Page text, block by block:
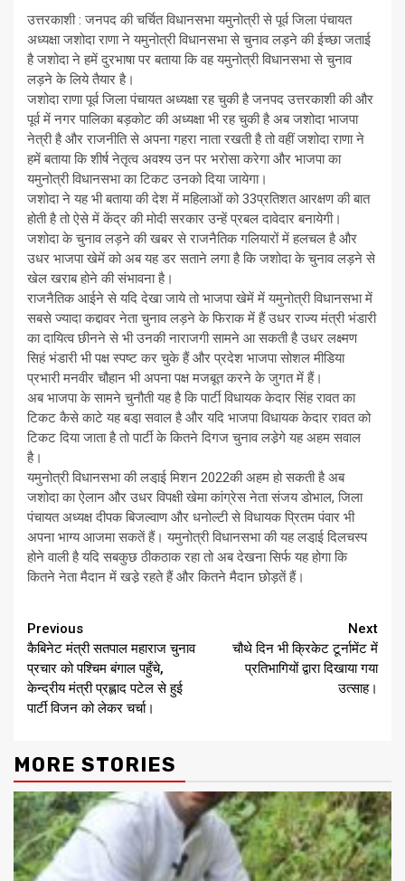
उत्तरकाशी : जनपद की चर्चित विधानसभा यमुनोत्री से पूर्व जिला पंचायत
अध्यक्षा जशोदा राणा ने यमुनोत्री विधानसभा से चुनाव लड़ने की ईच्छा जताई
है जशोदा ने हमें दुरभाषा पर बताया कि वह यमुनोत्री विधानसभा से चुनाव
लड़ने के लिये तैयार है।
जशोदा राणा पूर्व जिला पंचायत अध्यक्षा रह चुकी है जनपद उत्तरकाशी की और
पूर्व में नगर पालिका बड़कोट की अध्यक्षा भी रह चुकी है अब जशोदा भाजपा
नेत्री है और राजनीति से अपना गहरा नाता रखती है तो वहीं जशोदा राणा ने
हमें बताया कि शीर्ष नेतृत्व अवश्य उन पर भरोसा करेगा और भाजपा का
यमुनोत्री विधानसभा का टिकट उनको दिया जायेगा।
जशोदा ने यह भी बताया की देश में महिलाओं को 33प्रतिशत आरक्षण की बात
होती है तो ऐसे में केंद्र की मोदी सरकार उन्हें प्रबल दावेदार बनायेगी।
जशोदा के चुनाव लड़ने की खबर से राजनैतिक गलियारों में हलचल है और
उधर भाजपा खेमें को अब यह डर सताने लगा है कि जशोदा के चुनाव लड़ने से
खेल खराब होने की संभावना है।
राजनैतिक आईने से यदि देखा जाये तो भाजपा खेमें में यमुनोत्री विधानसभा में
सबसे ज्यादा कद्दावर नेता चुनाव लड़ने के फिराक में हैं उधर राज्य मंत्री भंडारी
का दायित्व छीनने से भी उनकी नाराजगी सामने आ सकती है उधर लक्ष्मण
सिहं भंडारी भी पक्ष स्पष्ट कर चुके हैं और प्रदेश भाजपा सोशल मीडिया
प्रभारी मनवीर चौहान भी अपना पक्ष मजबूत करने के जुगत में हैं।
अब भाजपा के सामने चुनौती यह है कि पार्टी विधायक केदार सिंह रावत का
टिकट कैसे काटे यह बडा़ सवाल है और यदि भाजपा विधायक केदार रावत को
टिकट दिया जाता है तो पार्टी के कितने दिगज चुनाव लडे़गे यह अहम सवाल
है।
यमुनोत्री विधानसभा की लडा़ई मिशन 2022की अहम हो सकती है अब
जशोदा का ऐलान और उधर विपक्षी खेमा कांग्रेस नेता संजय डोभाल, जिला
पंचायत अध्यक्ष दीपक बिजल्वाण और धनोल्टी से विधायक प्रितम पंवार भी
अपना भाग्य आजमा सकतें हैं। यमुनोत्री विधानसभा की यह लडा़ई दिलचस्प
होने वाली है यदि सबकुछ ठीकठाक रहा तो अब देखना सिर्फ यह होगा कि
कितने नेता मैदान में खडे़ रहते हैं और कितने मैदान छोड़तें हैं।
Continue
Reading
Previous
कैबिनेट मंत्री सतपाल महाराज चुनाव
प्रचार को पश्चिम बंगाल पहुँचे,
केन्द्रीय मंत्री प्रह्लाद पटेल से हुई
पार्टी विजन को लेकर चर्चा।
Next
चौथे दिन भी क्रिकेट टूर्नामेंट में
प्रतिभागियों द्वारा दिखाया गया
उत्साह।
MORE STORIES